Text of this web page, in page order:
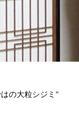
の大粒シジミ "